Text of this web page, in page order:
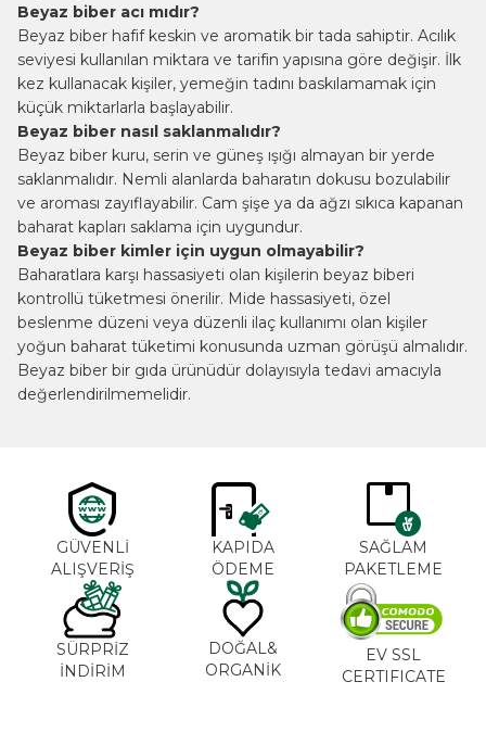
Beyaz biber acı mıdır?
Beyaz biber hafif keskin ve aromatik bir tada sahiptir. Acılık
seviyesi kullanılan miktara ve tarifin yapısına göre değişir. İlk
kez kullanacak kişiler, yemeğin tadını baskılamamak için
küçük miktarlarla başlayabilir.
Beyaz biber nasıl saklanmalıdır?
Beyaz biber kuru, serin ve güneş ışığı almayan bir yerde
saklanmalıdır. Nemli alanlarda baharatın dokusu bozulabilir
ve aroması zayıflayabilir. Cam şişe ya da ağzı sıkıca kapanan
baharat kapları saklama için uygundur.
Beyaz biber kimler için uygun olmayabilir?
Baharatlara karşı hassasiyeti olan kişilerin beyaz biberi
kontrollü tüketmesi önerilir. Mide hassasiyeti, özel
beslenme düzeni veya düzenli ilaç kullanımı olan kişiler
yoğun baharat tüketimi konusunda uzman görüşü almalıdır.
Beyaz biber bir gıda ürünüdür dolayısıyla tedavi amacıyla
değerlendirilmemelidir.
GÜVENLİ
ALIŞVERİŞ
KAPIDA
ÖDEME
SAĞLAM
PAKETLEME
SÜRPRİZ
İNDİRİM
DOĞAL&
ORGANİK
EV SSL
CERTIFICATE